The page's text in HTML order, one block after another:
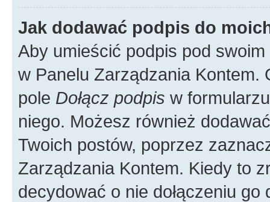
Jak dodawać podpis do
Aby umieścić podpis pod
w Panelu Zarządzania
pole Dołącz podpis w
niego. Możesz również
Twoich postów, poprzez
Zarządzania Kontem. Kiedy to
decydować o nie dołączeniu